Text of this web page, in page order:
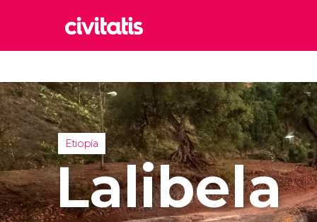
Italia
Reino
Reino
Etiopía
Lalibela